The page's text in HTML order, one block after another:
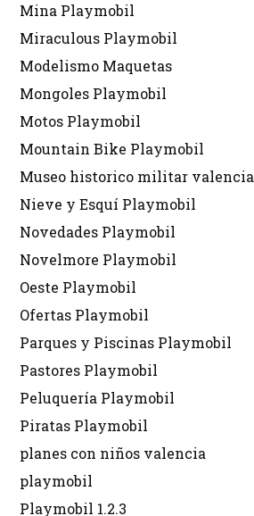
Mina Playmobil
Miraculous Playmobil
Modelismo Maquetas
Mongoles Playmobil
Motos Playmobil
Mountain Bike Playmobil
Museo historico militar valencia
Nieve y Esquí Playmobil
Novedades Playmobil
Novelmore Playmobil
Oeste Playmobil
Ofertas Playmobil
Parques y Piscinas Playmobil
Pastores Playmobil
Peluquería Playmobil
Piratas Playmobil
planes con niños valencia
playmobil
Playmobil 1.2.3